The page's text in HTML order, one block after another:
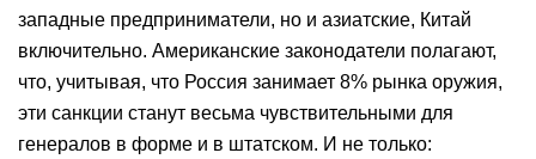
западные предприниматели, но и азиатские, Китай
включительно. Американские законодатели полагают,
что, учитывая, что Россия занимает 8% рынка оружия,
эти санкции станут весьма чувствительными для
генералов в форме и в штатском. И не только: